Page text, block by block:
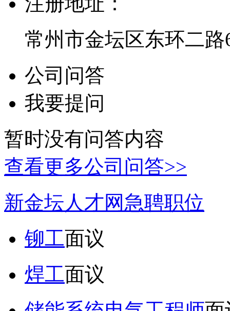
常州市金坛区东环二路
公司问答
我要提问
暂时没有问答内容
查看更多公司问答>>
新金坛人才网急聘职位
铆工面议
焊工面议